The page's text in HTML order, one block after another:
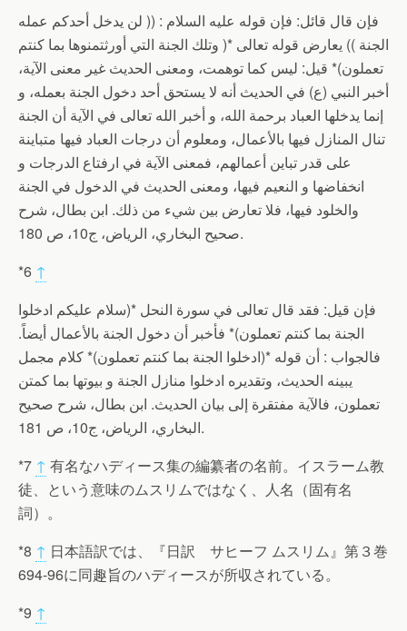
فإن قال قائل: فإن قوله عليه السلام : (( لن يدخل أحدكم عمله
الجنة )) يعارض قوله تعالى *( وتلك الجنة التي أورثتمنوها بما كنتم
تعملون)* قيل: ليس كما توهمت، ومعنى الحديث غير معنى الآية،
أخبر النبي (ع) في الحديث أنه لا يستحق أحد دخول الجنة بعمله، و
إنما يدخلها العباد برحمة الله، و أخبر الله تعالى في الآية أن الجنة
تنال المنازل فيها بالأعمال، ومعلوم أن درجات العباد فيها متباينة
على قدر تباين أعمالهم، فمعنى الآية في ارفتاع الدرجات و
انخفاضها و النعيم فيها، ومعنى الحديث في الدخول في الجنة
والخلود فيها، فلا تعارض بين شيء من ذلك. ابن بطال، شرح
صحيح البخاري، الرياض، ج10، ص 180.
*6 ↑
فإن قيل: فقد قال تعالى في سورة النحل *(سلام عليكم ادخلوا
الجنة بما كنتم تعملون)* فأخبر أن دخول الجنة بالأعمال أيضاً.
فالجواب : أن قوله *(ادخلوا الجنة بما كنتم تعملون)* كلام مجمل
يبينه الحديث، وتقديره ادخلوا منازل الجنة و بيوتها بما كمتن
تعملون، فالآية مفتقرة إلى بيان الحديث. ابن بطال، شرح صحيح
البخاري، الرياض، ج10، ص 181.
*7 ↑ 有名なハディース集の編纂者の名前。イスラーム教
徒、という意味のムスリムではなく、人名（固有名
詞）。
*8 ↑ 日本語訳では、『日訳 サヒーフ ムスリム』第３巻
694-96に同趣旨のハディースが所収されている。
*9 ↑